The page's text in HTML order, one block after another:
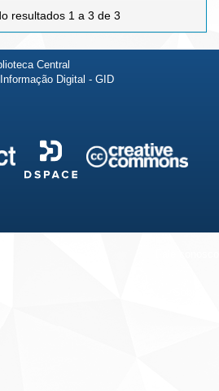
resultados 1 a 3 de 3
Central
Digital - GID